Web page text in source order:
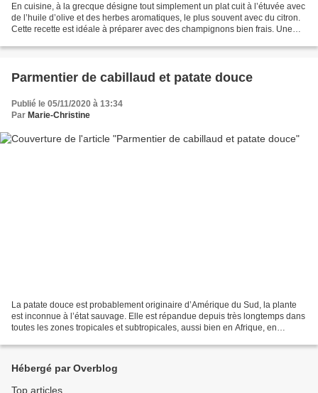
En cuisine, à la grecque désigne tout simplement un plat cuit à l’étuvée avec
de l’huile d’olive et des herbes aromatiques, le plus souvent avec du citron.
Cette recette est idéale à préparer avec des champignons bien frais. Une
Parmentier de cabillaud et patate douce
Publié le 05/11/2020 à 13:34
Par Marie-Christine
La patate douce est probablement originaire d’Amérique du Sud, la plante
est inconnue à l’état sauvage. Elle est répandue depuis très longtemps dans
toutes les zones tropicales et subtropicales, aussi bien en Afrique, en
Hébergé par Overblog
Top articles